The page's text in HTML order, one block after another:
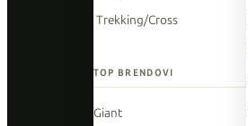
Trekking/Cross
TOP BRENDOVI
Giant